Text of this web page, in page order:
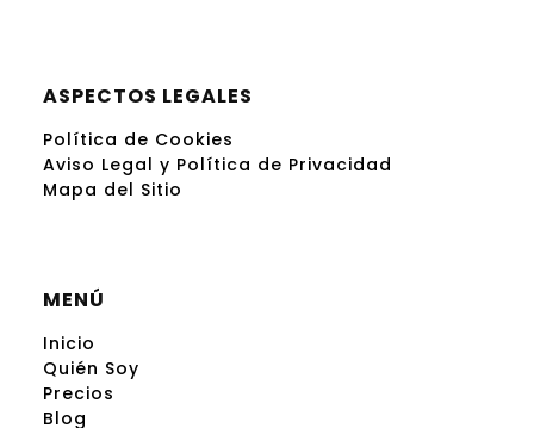
ASPECTOS LEGALES
Política de Cookies
Aviso Legal y Política de Privacidad
Mapa del Sitio
MENÚ
Inicio
Quién Soy
Precios
Blog